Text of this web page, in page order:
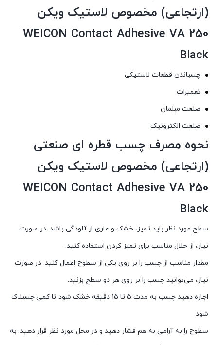
(ارتجاعی) مخصوص لاستیک ویکن
WEICON Contact Adhesive VA 250
Black
چسباندن قطعات لاستیکی
تعمیرات
صنعت مبلمان
صنعت الکترونیک
نحوه مصرف چسب قطره ای صنعتی
(ارتجاعی) مخصوص لاستیک ویکن
WEICON Contact Adhesive VA 250
Black
سطح مورد نظر باید تمیز، خشک و عاری از آلودگی باشد. در صورت
نیاز، از حلال مناسب برای تمیز کردن استفاده کنید.
مقدار مناسب از چسب را بر روی یکی از سطوح اعمال کنید. در صورت
نیاز، می‌توانید چسب را بر روی هر دو سطح بزنید.
اجازه دهید چسب به مدت 5 تا 15 دقیقه خشک شود تا کمی چسبناک
شود.
سطوح را به آرامی به هم فشار دهید و در محل مورد نظر قرار دهید. به